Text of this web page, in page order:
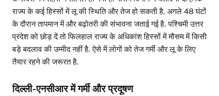
राज्य के कई हिस्सों में लू की स्थिति और तेज हो सकती है. अगले 48 घंटों
के दौरान तापमान में और बढ़ोतरी की संभावना जताई गई है. पश्चिमी उत्तर
प्रदेश को छोड़ दें तो फिलहाल राज्य के अधिकांश हिस्सों में मौसम में किसी
बड़े बदलाव की उम्मीद नहीं है. ऐसे में लोगों को तेज गर्मी और लू के लिए
तैयार रहने की जरूरत है.
दिल्ली-एनसीआर में गर्मी और प्रदूषण